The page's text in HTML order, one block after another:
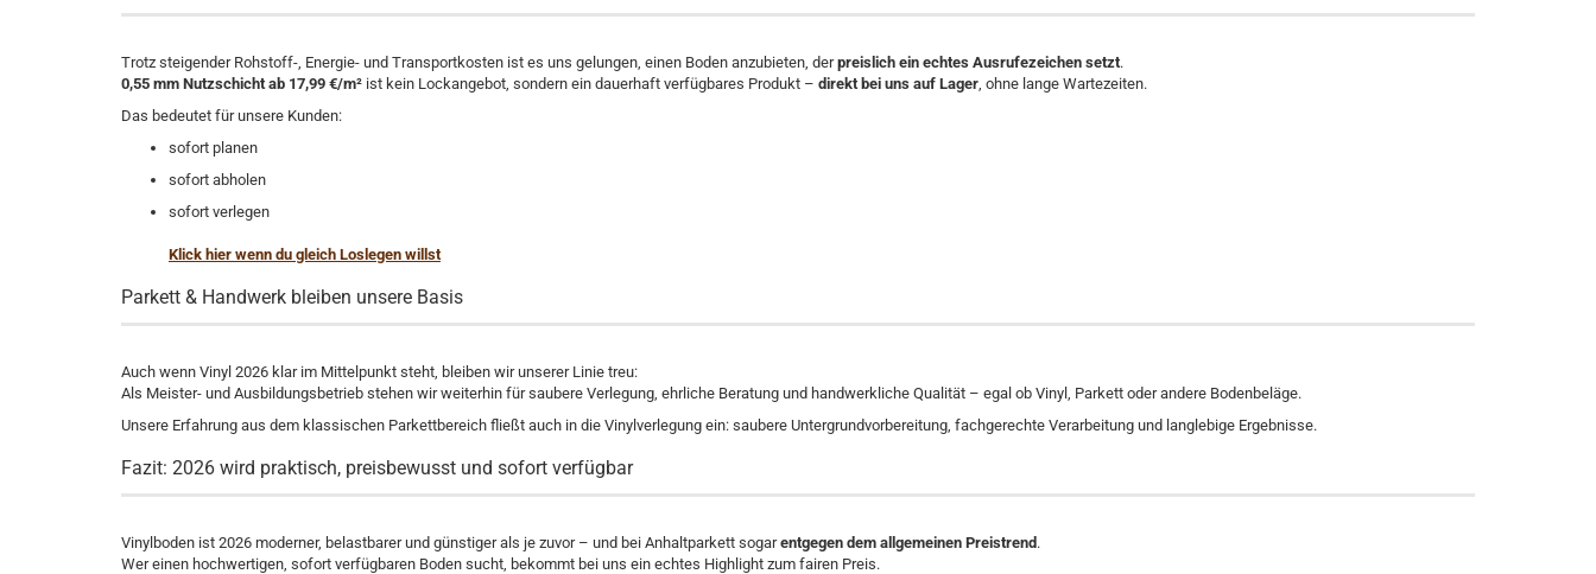
Trotz steigender Rohstoff-, Energie- und Transportkosten ist es uns gelungen, einen Boden anzubieten, derpreislich ein echtes Ausrufezeichen setzt.
0,55 mm Nutzschicht ab 17,99 €/m² ist kein Lockangebot, sondern ein dauerhaft verfügbares Produkt – direkt bei uns auf Lager, ohne lange Wartezeiten.
Das bedeutet für unsere Kunden:
sofort planen
sofort abholen
sofort verlegen
Klick hier wenn du gleich Loslegen willst
Parkett & Handwerk bleiben unsere Basis
Auch wenn Vinyl 2026 klar im Mittelpunkt steht, bleiben wir unserer Linie treu:
Als Meister- und Ausbildungsbetrieb stehen wir weiterhin für saubere Verlegung, ehrliche Beratung und handwerkliche Qualität – egal ob Vinyl, Parkett oder andere Bodenbeläge.
Unsere Erfahrung aus dem klassischen Parkettbereich fließt auch in die Vinylverlegung ein: saubere Untergrundvorbereitung, fachgerechte Verarbeitung und langlebige Ergebnisse.
Fazit: 2026 wird praktisch, preisbewusst und sofort verfügbar
Vinylboden ist 2026 moderner, belastbarer und günstiger als je zuvor – und bei Anhaltparkett sogarentgegen dem allgemeinen Preistrend .
Wer einen hochwertigen, sofort verfügbaren Boden sucht, bekommt bei uns ein echtes Highlight zum fairen Preis.